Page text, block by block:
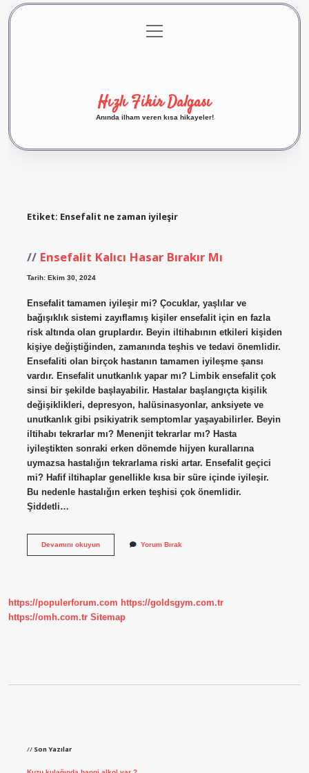
Gizlilik Politikası
menüyü
aç
Hızlı Fikir Dalgası
Anında ilham veren kısa hikayeler!
Etiket: Ensefalit ne zaman iyileşir
Ensefalit Kalıcı Hasar Bırakır Mı
Tarih: Ekim 30, 2024
Ensefalit tamamen iyileşir mi? Çocuklar, yaşlılar ve
bağışıklık sistemi zayıflamış kişiler ensefalit için en fazla
risk altında olan gruplardır. Beyin iltihabının etkileri kişiden
kişiye değiştiğinden, zamanında teşhis ve tedavi önemlidir.
Ensefaliti olan birçok hastanın tamamen iyileşme şansı
vardır. Ensefalit unutkanlık yapar mı? Limbik ensefalit çok
sinsi bir şekilde başlayabilir. Hastalar başlangıçta kişilik
değişiklikleri, depresyon, halüsinasyonlar, anksiyete ve
unutkanlık gibi psikiyatrik semptomlar yaşayabilirler. Beyin
iltihabı tekrarlar mı? Menenjit tekrarlar mı? Hasta
iyileştikten sonraki erken dönemde hijyen kurallarına
uymazsa hastalığın tekrarlama riski artar. Ensefalit geçici
mi? Hafif iltihaplar genellikle kısa bir süre içinde iyileşir.
Bu nedenle hastalığın erken teşhisi çok önemlidir.
Şiddetli…
Devamını okuyunEnsefalit
Yorum Bırak
https://populerforum.com https://goldsgym.com.tr
https://omh.com.tr Sitemap
Son Yazılar